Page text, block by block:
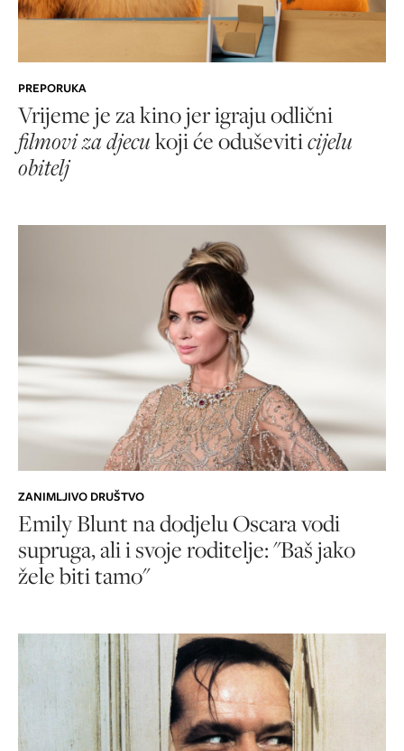
PREPORUKA
Vrijeme je za kino jer igraju odlični
filmovi za djecukoji će oduševiticijelu
obitelj
ZANIMLJIVO DRUŠTVO
Emily Blunt na dodjelu Oscara vodi
supruga, ali i svoje roditelje: "Baš jako
žele biti tamo"